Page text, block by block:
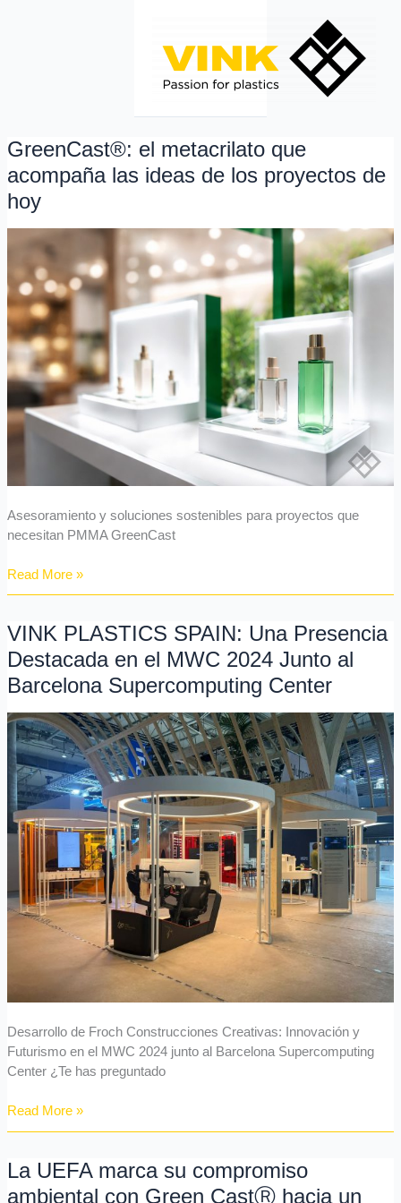
GreenCast®: el metacrilato que
acompaña las ideas de los proyectos de
hoy
Asesoramiento y soluciones sostenibles para proyectos que
necesitan PMMA GreenCast
GreenCast®:
metacrilato
que
de
los
proyectos
de
hoy
Read More »
VINK PLASTICS SPAIN: Una Presencia
Destacada en el MWC 2024 Junto al
Barcelona Supercomputing Center
Desarrollo de Froch Construcciones Creativas: Innovación y
Futurismo en el MWC 2024 junto al Barcelona Supercomputing
Center ¿Te has preguntado
VINK
PLASTICS
SPAIN:
Una
Presencia
Destacada
en
MWC
2024
Junto
Barcelona
Supercomputing
Center
Read More »
La UEFA marca su compromiso
ambiental con Green CastⓇ hacia un
La
UEFA